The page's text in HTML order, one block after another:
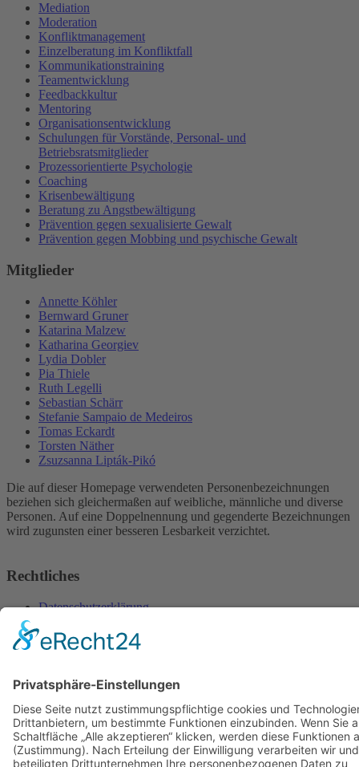
Mediation
Moderation
Konfliktmanagement
Einzelberatung im Konfliktfall
Kommunikationstraining
Teamentwicklung
Feedbackkultur
Mentoring
Organisationsentwicklung
Schulungen für Vorstände, Personal- und
Betriebsratsmitglieder
Prozessorientierte Psychologie
Coaching
Krisenbewältigung
Beratung zu Angstbewältigung
Prävention gegen sexualisierte Gewalt
Prävention gegen Mobbing und psychische Gewalt
Mitglieder
Annette Köhler
Bernward Gruner
Katarina Malzew
Katharina Georgiev
Lydia Dobler
Pia Thiele
Ruth Legelli
Sebastian Schärr
Stefanie Sampaio de Medeiros
Tomas Eckardt
Torsten Näther
Zsuzsanna Lipták-Pikó
Die auf dieser Homepage verwendeten Personenbezeichnungen
beziehen sich gleichermaßen auf weibliche, männliche und diverse
Personen. Auf eine Doppelnennung und gegenderte Bezeichnungen
wird zugunsten einer besseren Lesbarkeit verzichtet.
Rechtliches
Datenschutzerklärung
Sitemap